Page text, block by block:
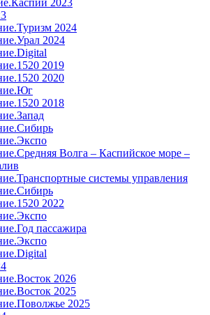
2023
2024
2024
2019
2020
2018
Волга – Каспийское море –
системы управления
2022
пассажира
2026
2025
2025